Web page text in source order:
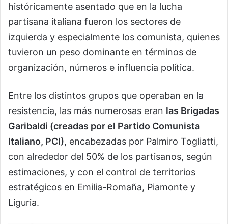
históricamente asentado que en la lucha
partisana italiana fueron los sectores de
izquierda y especialmente los comunista, quienes
tuvieron un peso dominante en términos de
organización, números e influencia política.
Entre los distintos grupos que operaban en la
resistencia, las más numerosas eran las Brigadas
Garibaldi (creadas por el Partido Comunista
Italiano, PCI), encabezadas por Palmiro Togliatti,
con alrededor del 50% de los partisanos, según
estimaciones, y con el control de territorios
estratégicos en Emilia-Romaña, Piamonte y
Liguria.